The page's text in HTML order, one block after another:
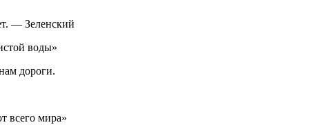
— Зеленский
воды»
дороги.
всего мира»